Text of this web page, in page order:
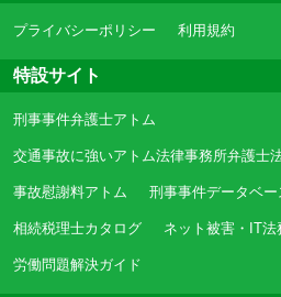
プライバシーポリシー 利用規約
特設サイト
刑事事件弁護士アトム
交通事故に強いアトム法律事務所弁護士
事故慰謝料アトム 刑事事件データベー
相続税理士カタログ ネット被害・IT法
労働問題解決ガイド